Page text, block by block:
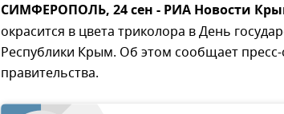
СИМФЕРОПОЛЬ, 24 сен - РИА Новости
окрасится в цвета триколора в День
Республики Крым. Об этом сообщает
правительства.